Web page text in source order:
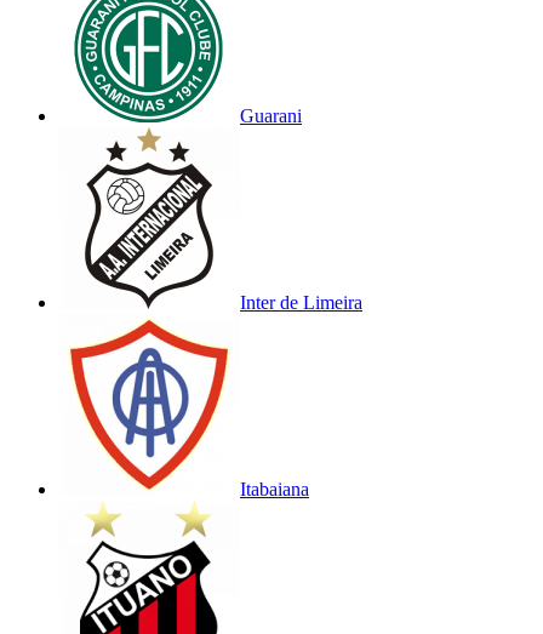
Guarani
Inter de Limeira
Itabaiana